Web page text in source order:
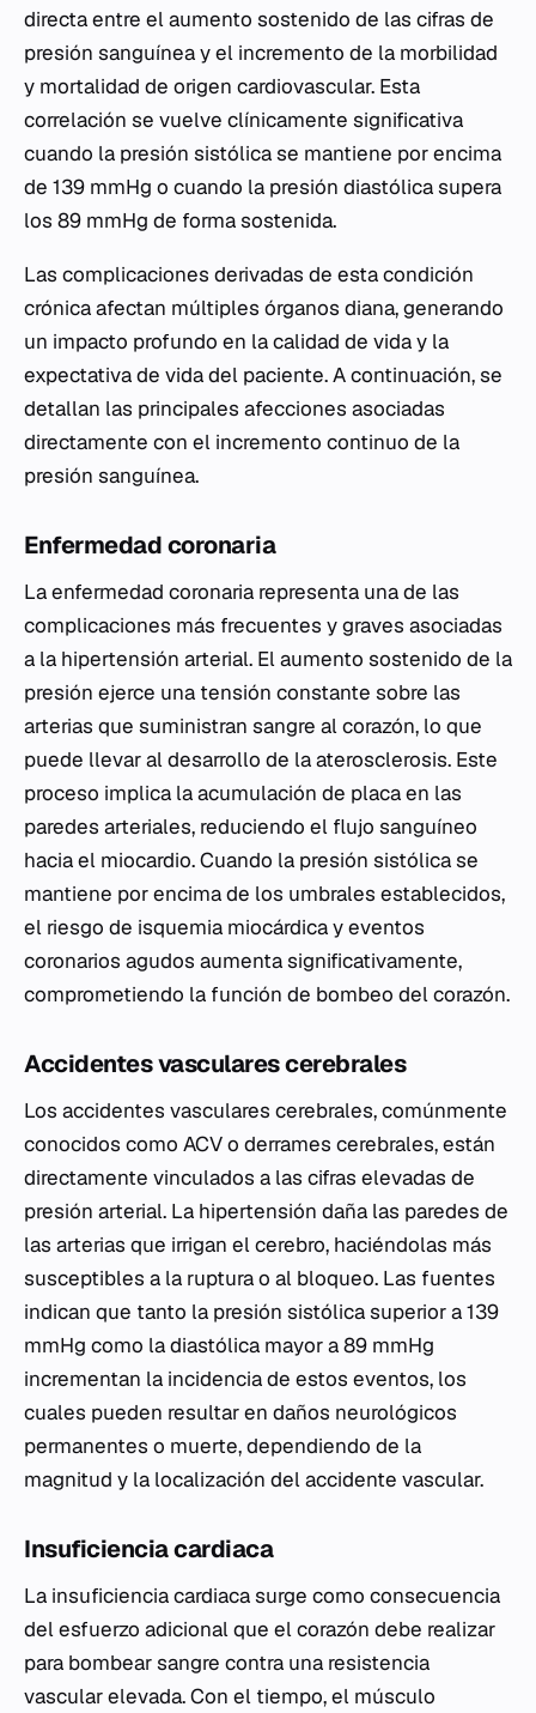
directa entre el aumento sostenido de las cifras de
presión sanguínea y el incremento de la morbilidad
y mortalidad de origen cardiovascular. Esta
correlación se vuelve clínicamente significativa
cuando la presión sistólica se mantiene por encima
de 139 mmHg o cuando la presión diastólica supera
los 89 mmHg de forma sostenida.
Las complicaciones derivadas de esta condición
crónica afectan múltiples órganos diana, generando
un impacto profundo en la calidad de vida y la
expectativa de vida del paciente. A continuación, se
detallan las principales afecciones asociadas
directamente con el incremento continuo de la
presión sanguínea.
Enfermedad coronaria
La enfermedad coronaria representa una de las
complicaciones más frecuentes y graves asociadas
a la hipertensión arterial. El aumento sostenido de la
presión ejerce una tensión constante sobre las
arterias que suministran sangre al corazón, lo que
puede llevar al desarrollo de la aterosclerosis. Este
proceso implica la acumulación de placa en las
paredes arteriales, reduciendo el flujo sanguíneo
hacia el miocardio. Cuando la presión sistólica se
mantiene por encima de los umbrales establecidos,
el riesgo de isquemia miocárdica y eventos
coronarios agudos aumenta significativamente,
comprometiendo la función de bombeo del corazón.
Accidentes vasculares cerebrales
Los accidentes vasculares cerebrales, comúnmente
conocidos como ACV o derrames cerebrales, están
directamente vinculados a las cifras elevadas de
presión arterial. La hipertensión daña las paredes de
las arterias que irrigan el cerebro, haciéndolas más
susceptibles a la ruptura o al bloqueo. Las fuentes
indican que tanto la presión sistólica superior a 139
mmHg como la diastólica mayor a 89 mmHg
incrementan la incidencia de estos eventos, los
cuales pueden resultar en daños neurológicos
permanentes o muerte, dependiendo de la
magnitud y la localización del accidente vascular.
Insuficiencia cardiaca
La insuficiencia cardiaca surge como consecuencia
del esfuerzo adicional que el corazón debe realizar
para bombear sangre contra una resistencia
vascular elevada. Con el tiempo, el músculo